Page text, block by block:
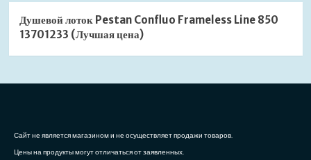
Душевой лоток Pestan Confluo Frameless Line 850
13701233 (Лучшая цена)
Сайт не является магазином и не осуществляет продажи товаров.
Цены на продукты могут отличаться от заявленных.